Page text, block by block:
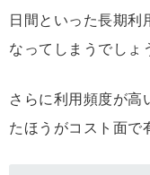
日間といった長期利
なってしまうでしょ
さらに利用頻度が高
たほうがコスト面で